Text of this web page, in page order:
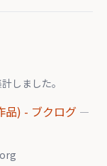
しました。
品) - ブクログ —